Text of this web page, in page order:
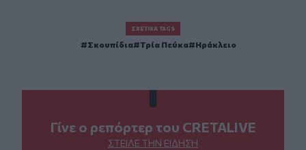
ΣΧΕΤΙΚΆ TAGS
Σκουπίδια Τρία Πεύκα Ηράκλειο
Γίνε ο ρεπόρτερ του CRETALIVE
ΣΤΕΊΛΕ ΤΗΝ ΕΊΔΗΣΗ